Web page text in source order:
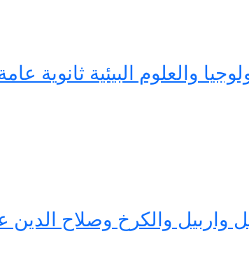
ثانوية عامة 2023 قنوات
الثالث المتوسط العراق 2023 بابل واربيل